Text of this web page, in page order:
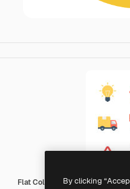
Flat Color FlatBy clicking